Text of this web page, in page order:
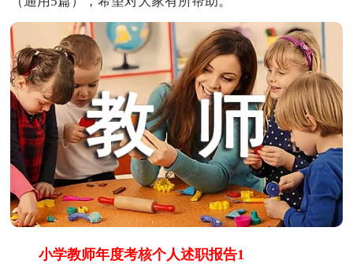
小学教师年度考核个人述职报告1